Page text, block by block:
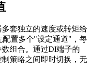
套独立的速度或转矩给
配置多个"设定通道"，每
组合。通过DI端子的
策略之间即时切换，无